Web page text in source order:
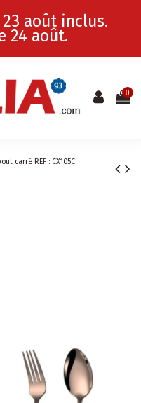
août inclus.
24 août.
0
carré REF : CX105C